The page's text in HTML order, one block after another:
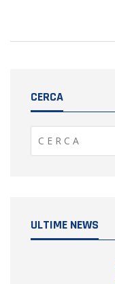
CERCA
ULTIME NEWS